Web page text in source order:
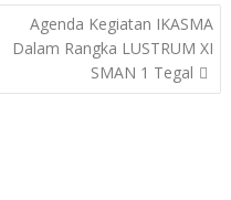
Agenda Kegiatan IKASMA
Dalam Rangka LUSTRUM XI
SMAN 1 Tegal